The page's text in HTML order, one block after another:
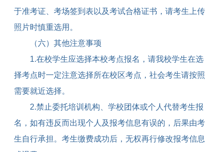
于准考证、考场签到表以及考试合格证书，请考生上传
照片时慎重选用。
（六）其他注意事项
1.在校学生应选择本校考点报名，请我校学生在选
择考点时一定注意选择所在校区考点，社会考生请按照
需要就近选择。
2.禁止委托培训机构、学校团体或个人代替考生报
名，如有违反而出现个人及报考信息有误的，后果由考
生自行承担。考生缴费成功后，无权再行修改报考信息